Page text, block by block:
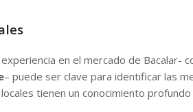
en el mercado de Bacalar-
– puede ser clave para identificar las
tienen un conocimiento